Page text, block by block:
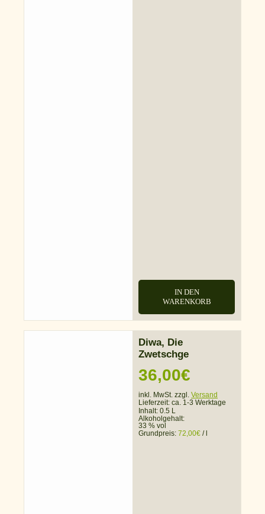
IN DEN
WARENKORB
Diwa, Die
Zwetschge
36,00€
inkl. MwSt. zzgl. Versand
Lieferzeit: ca. 1-3 Werktage
Inhalt: 0.5 L
Alkoholgehalt:
33 % vol
Grundpreis: 72,00€ /